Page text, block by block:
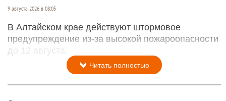
9 августа 2026 в 08:05
В Алтайском крае действуют штормовое
предупреждение из-за высокой пожароопасности
до 12 августа.
Читать полностью